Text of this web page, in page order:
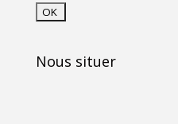
Nous situer